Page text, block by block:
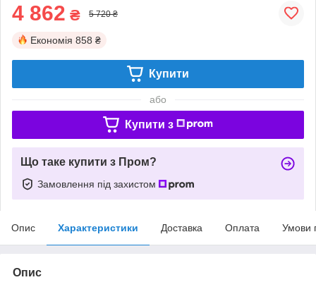
4 862 ₴ 5 720 ₴
Економія 858 ₴
Купити
або
Купити з
Що таке купити з Пром?
Замовлення під захистом
Опис Характеристики Доставка Оплата Умови
Опис